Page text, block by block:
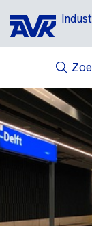
NIEUWS
DOWNLOADS
CASE STORIES
CONTACT